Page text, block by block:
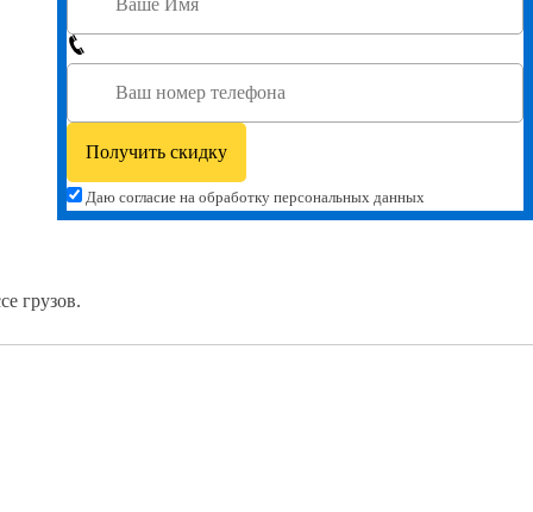
Даю согласие на обработку персональных данных
грузов.